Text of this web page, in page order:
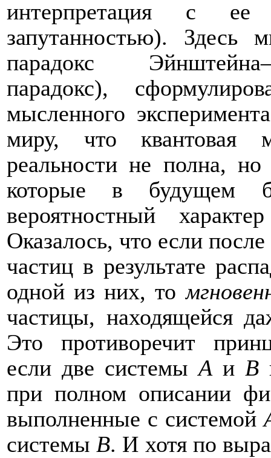
интерпретация с
запутанностью).
парадокс
парадокс),
мысленного
миру, что квантовая
реальности не полна,
которые в будущем
вероятностный
Оказалось, что если
частиц в результате
одной из них, то
частицы, находящейся
Это противоречит
если две системыAи B
при полном описании
выполненные с системой
системыВ. И хотя по